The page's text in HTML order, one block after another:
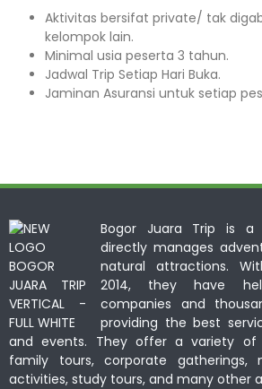
Aktivitas bersifat private/ tak
kelompok lain.
Minimal usia peserta 3 tahun.⁣⁣
Jadwal Trip Setiap Hari Buka.⁣⁣
Jaminan Asuransi untuk setiap
Bogor Juara Trip is
directly manages
natural attractions.
2014, they have
companies and
providing the best
and events. They offer a variety of
family tours, corporate gatherings,
activities, study tours, and many other